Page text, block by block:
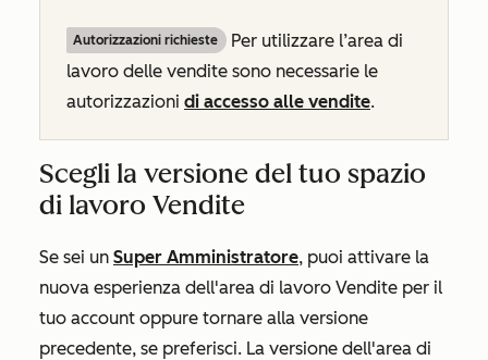
Autorizzazioni richieste
Per utilizzare l’area di
lavoro delle vendite sono necessarie le
autorizzazioni di accesso alle vendite.
Scegli la versione del tuo spazio
di lavoro Vendite
Se sei un Super Amministratore, puoi attivare la
nuova esperienza dell'area di lavoro Vendite per il
tuo account oppure tornare alla versione
precedente, se preferisci. La versione dell'area di